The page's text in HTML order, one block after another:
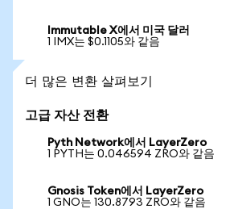
Immutable X에서 미국 달러
1 IMX는 $0.1105와 같음
더 많은 변환 살펴보기
고급 자산 전환
Pyth Network에서 LayerZero
1 PYTH는 0.046594 ZRO와 같음
Gnosis Token에서 LayerZero
1 GNO는 130.8793 ZRO와 같음